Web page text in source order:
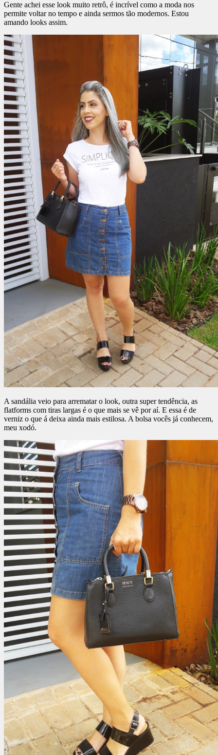
Gente achei esse look muito retrô, é incrível como a moda nos
permite voltar no tempo e ainda sermos tão modernos. Estou
amando looks assim.
A sandália veio para arrematar o look, outra super tendência, as
flatforms com tiras largas é o que mais se vê por aí. E essa é de
verniz o que á deixa ainda mais estilosa. A bolsa vocês já conhecem,
meu xodó.